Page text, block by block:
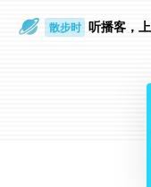
散步时 听播客，